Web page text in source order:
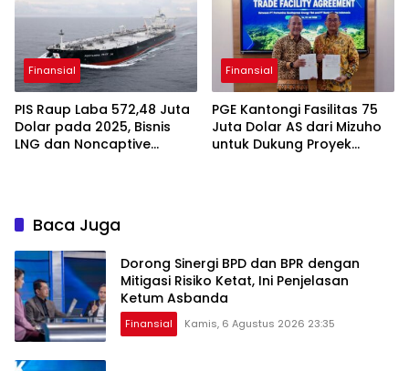
Finansial
PIS Raup Laba 572,48 Juta
Dolar pada 2025, Bisnis
LNG dan Noncaptive
Finansial
PGE Kantongi Fasilitas 75
Juta Dolar AS dari Mizuho
untuk Dukung Proyek
Baca Juga
Dorong Sinergi BPD dan BPR dengan
Mitigasi Risiko Ketat, Ini Penjelasan
Ketum Asbanda
Finansial Kamis, 6 Agustus 2026 23:35